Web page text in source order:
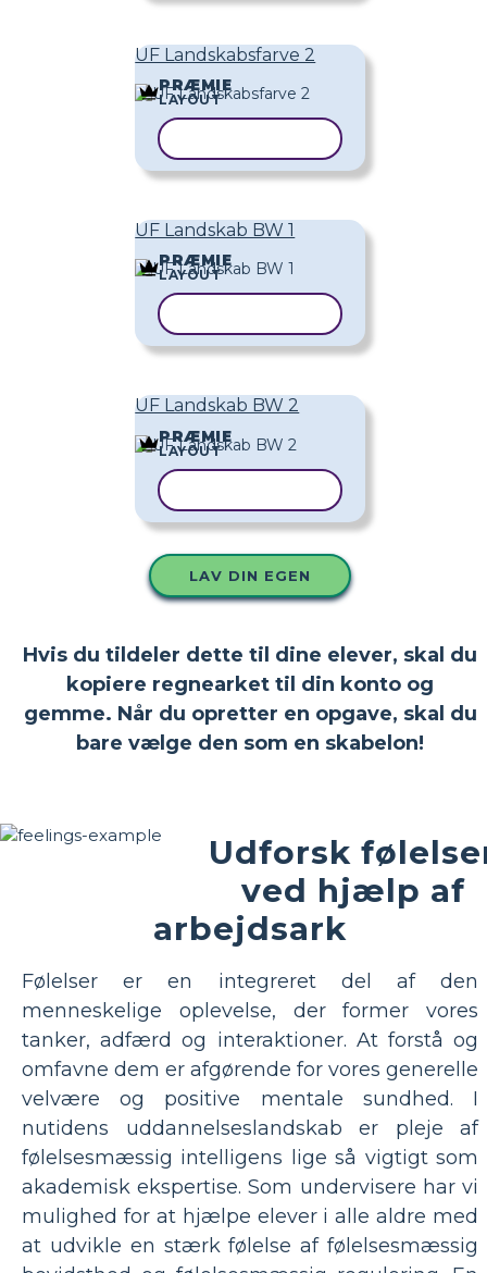
UF Landskabsfarve 2
PRÆMIE
LAYOUT
UF Landskab BW 1
PRÆMIE
LAYOUT
UF Landskab BW 2
PRÆMIE
LAYOUT
LAV DIN EGEN
Hvis du tildeler dette til dine elever, skal du
kopiere regnearket til din konto og
gemme. Når du opretter en opgave, skal du
bare vælge den som en skabelon!
Udforsk
ved hjælp af
arbejdsark
Følelser er en integreret del af den
menneskelige oplevelse, der former vores
tanker, adfærd og interaktioner. At forstå og
omfavne dem er afgørende for vores generelle
velvære og positive mentale sundhed. I
nutidens uddannelseslandskab er pleje af
følelsesmæssig intelligens lige så vigtigt som
akademisk ekspertise. Som undervisere har vi
mulighed for at hjælpe elever i alle aldre med
at udvikle en stærk følelse af følelsesmæssig